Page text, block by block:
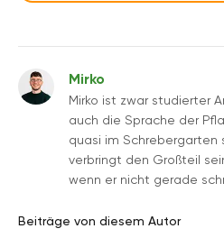
Mirko
Mirko ist zwar studierter
auch die Sprache der
quasi im Schrebergarten
verbringt den Großteil
wenn er nicht gerade
Beiträge von diesem Autor